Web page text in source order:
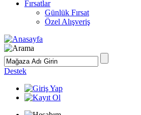
Fırsatlar
Günlük Fırsat
Özel Alışveriş
Destek